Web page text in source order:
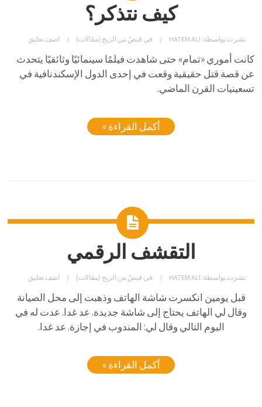
كيف نتذكر؟
نشرت بواسطة: HATEM ALI في قبضٌ من الريح (مقالات) اضف تعليق
كانت أموري «تمام» حتى شاهدت فيلمًا سينمائيًا وثائقيًا يتحدث
عن قصة قتل حقيقية وقعت في إحدى الدول الإسكندنافية في
تسعينيات القرن الماضي.
أكمل القراءة »
التقشف الرقمي
نشرت بواسطة: HATEM ALI في قبضٌ من الريح (مقالات) اضف تعليق
قبل يومين انكسرت شاشة الهاتف وذهبت إلى محل الصيانة
وقال لي الهاتف يحتاج إلى شاشة جديدة. عد غدا. عدت له في
اليوم التالي وقال لي: المندوب في إجازة. عد غدا.
أكمل القراءة »